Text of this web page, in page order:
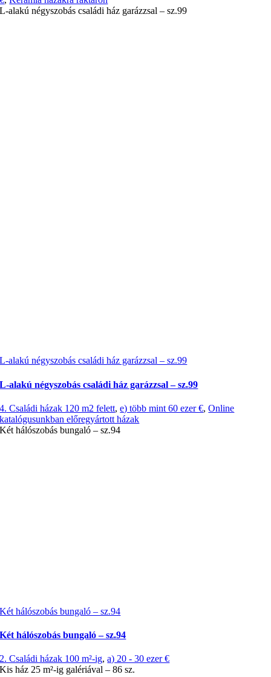
L-alakú négyszobás családi ház garázzsal – sz.99
L-alakú négyszobás családi ház garázzsal – sz.99
L-alakú négyszobás családi ház garázzsal – sz.99
4. Családi házak 120 m2 felett,e) több mint 60 ezer €,Online
katalógusunkban előregyártott házak
Két hálószobás bungaló – sz.94
Két hálószobás bungaló – sz.94
Két hálószobás bungaló – sz.94
2. Családi házak 100 m²-ig,a) 20 - 30 ezer €
Kis ház 25 m²-ig galériával – 86 sz.